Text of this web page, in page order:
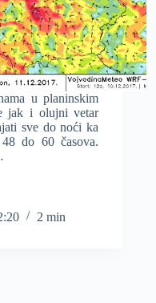
u planinskim
jak i olujni vetar
sve do noći ka
do 60 časova.
2 min